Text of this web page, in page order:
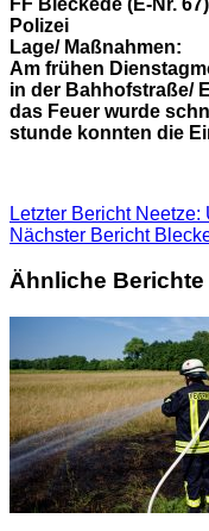
Polizei
Lage/ Maßnahmen:
Am frühen
in der Bahhofstraße/
das Feuer wurde
stunde konnten die
Letzter BerichtNeetze:
Nächster Bericht
Ähnliche Berichte